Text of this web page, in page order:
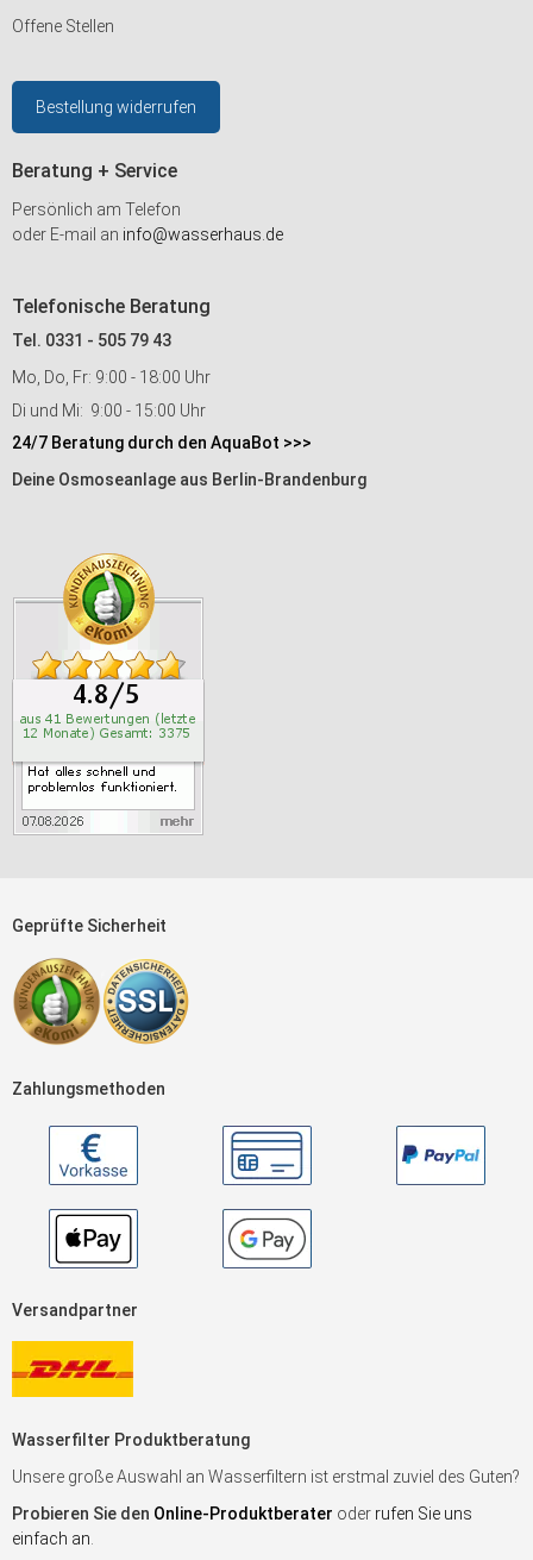
Offene Stellen
Bestellung widerrufen
Beratung + Service
Persönlich am Telefon
oder E-mail an info@wasserhaus.de
Telefonische Beratung
Tel. 0331 - 505 79 43
Mo, Do, Fr: 9:00 - 18:00 Uhr
Di und Mi: 9:00 - 15:00 Uhr
24/7 Beratung durch den AquaBot >>>
Deine Osmoseanlage aus Berlin-Brandenburg
Geprüfte Sicherheit
Zahlungsmethoden
Versandpartner
Wasserfilter Produktberatung
Unsere große Auswahl an Wasserfiltern ist erstmal zuviel des Guten?
Probieren Sie den Online-Produktberater oder rufen Sie uns
einfach an